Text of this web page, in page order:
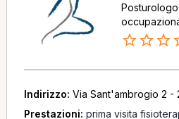
Indirizzo: Via Sant'ambrogio 2 -
Prestazioni: prima visita